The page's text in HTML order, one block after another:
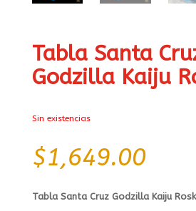
Tabla Santa
Godzilla Kaiju
Sin existencias
$1,649.00
Tabla Santa Cruz Godzilla Kaiju